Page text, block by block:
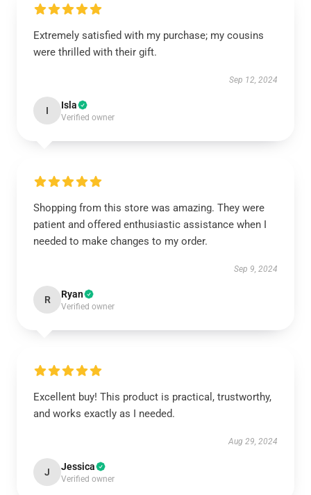
Extremely satisfied with my purchase; my cousins
were thrilled with their gift.
Sep 12, 2024
I Isla
Verified owner
Shopping from this store was amazing. They were
patient and offered enthusiastic assistance when I
needed to make changes to my order.
Sep 9, 2024
R Ryan
Verified owner
Excellent buy! This product is practical, trustworthy,
and works exactly as I needed.
Aug 29, 2024
J Jessica
Verified owner